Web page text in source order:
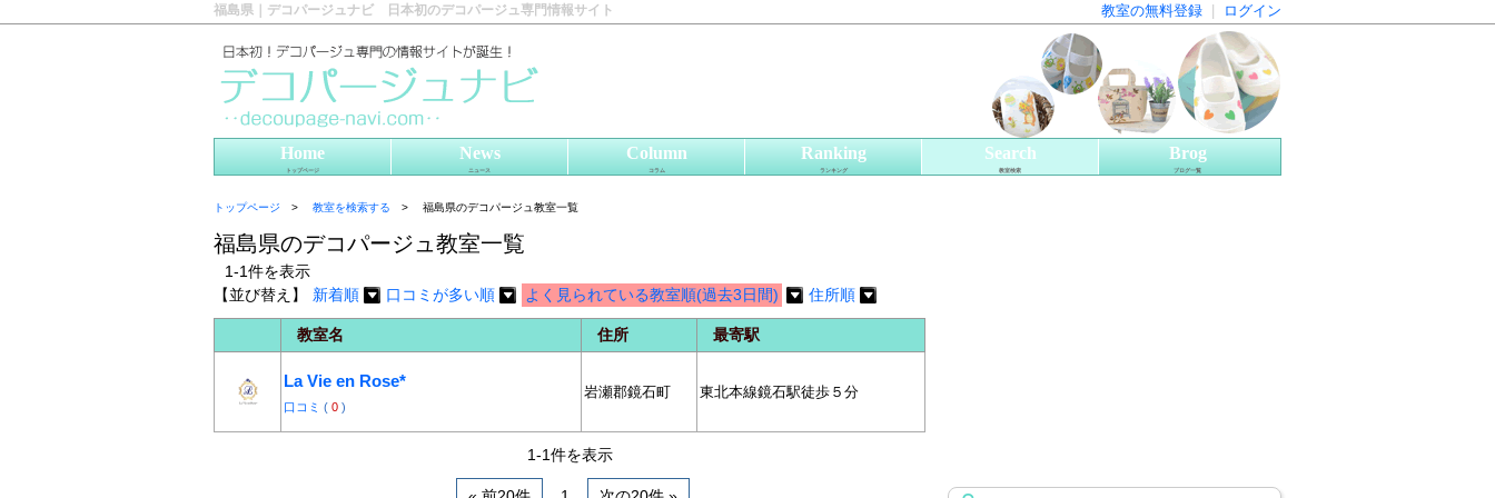
福島県｜デコパージュナビ 日本初のデコパージュ専門情報サイト ログイン
教室の無料登録
Home
トップページ
News
ニュース
Column
コラム
Ranking
ランキング
Search
教室検索
Brog
ブログ一覧
トップページ 教室を検索する 福島県のデコパージュ教室一覧
福島県のデコパージュ教室一覧
1-1件を表示
【並び替え】
新着順 口コミが多い順 よく見られている教室順(過去3日間) 住所順
教室名 住所 最寄駅
La Vie en Rose*
口コミ ( 0 )
岩瀬郡鏡石町 東北本線鏡石駅徒歩５分
1-1件を表示